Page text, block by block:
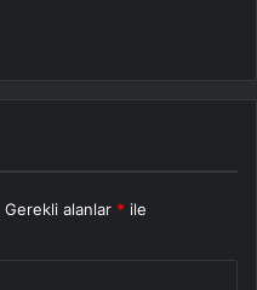
Gerekli alanlar * ile